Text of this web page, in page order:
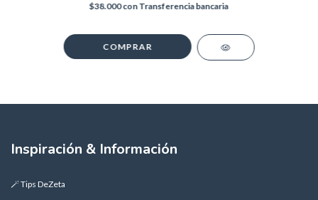
$38.000conTransferencia bancaria
COMPRAR
Inspiración & Información
🪄 Tips DeZeta